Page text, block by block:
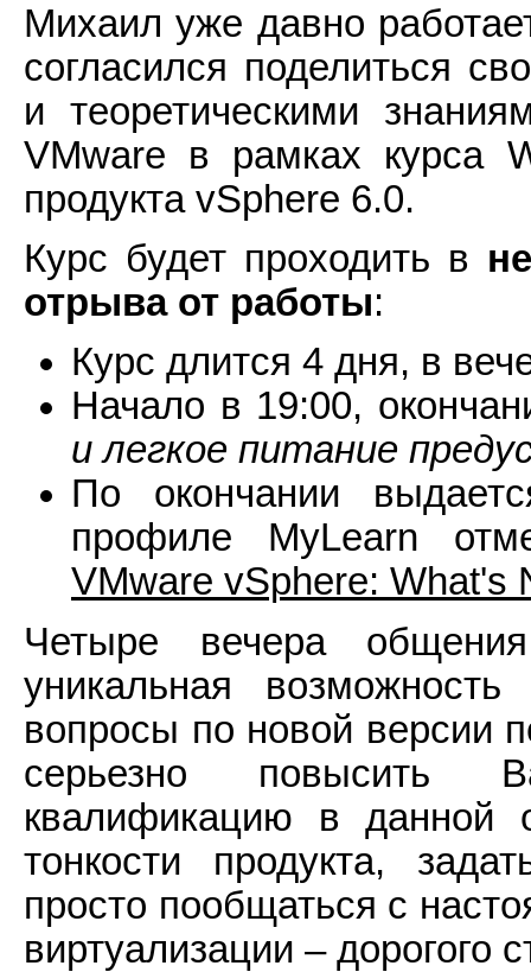
Михаил уже давно
согласился поделиться
и теоретическими
VMware в рамках курса
продукта vSphere 6.0.
Курс будет проходить в
отрыва от работы:
Курс длится 4 дня, в
Начало в 19:00,
и легкое питание
По окончании
профиле MyLearn
VMware vSphere: What's
Четыре вечера
уникальная
вопросы по новой версии
серьезно повысить
квалификацию в данной
тонкости продукта,
просто пообщаться с
виртуализации – дорогого